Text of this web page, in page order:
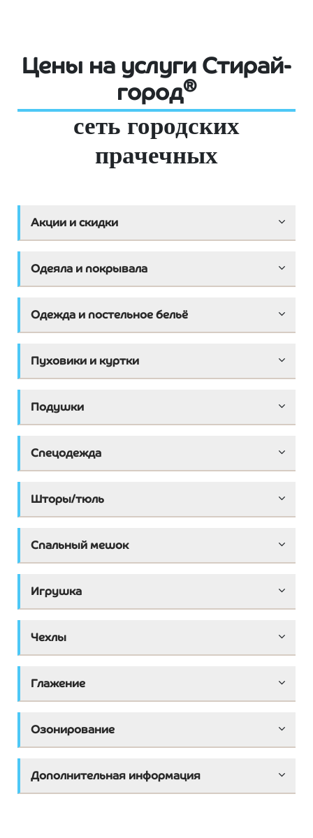
Цены на услуги Стирай-
город®
сеть городских
прачечных
Акции и скидки
Одеяла и покрывала
Одежда и постельное бельё
Пуховики и куртки
Подушки
Спецодежда
Шторы/тюль
Спальный мешок
Игрушка
Чехлы
Глажение
Озонирование
Дополнительная информация